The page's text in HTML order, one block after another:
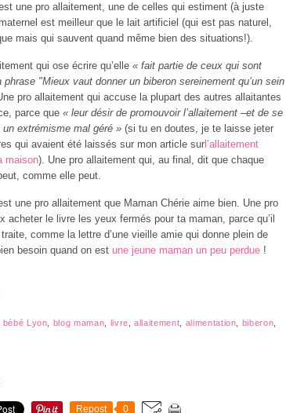
une pro allaitement, une de celles qui estiment (à juste
est meilleur que le lait artificiel (qui est pas naturel,
mais qui sauvent quand même bien des situations!).
qui ose écrire qu’elle « fait partie de ceux qui sont
phrase "Mieux vaut donner un biberon sereinement qu’un sein
pro allaitement qui accuse la plupart des autres allaitantes
parce que « leur désir de promouvoir l’allaitement –et de se
extrémisme mal géré » (si tu en doutes, je te laisse jeter
qui avaient été laissés sur mon article sur l’allaitement
maison). Une pro allaitement qui, au final, dit que chaque
comme elle peut.
une pro allaitement que Maman Chérie aime bien. Une pro
acheter le livre les yeux fermés pour ta maman, parce qu’il
comme la lettre d’une vieille amie qui donne plein de
besoin quand on est une jeune maman un peu perdue !
bébé Lyon blog maman livre ,allaitement alimentation biberon
Repost 0